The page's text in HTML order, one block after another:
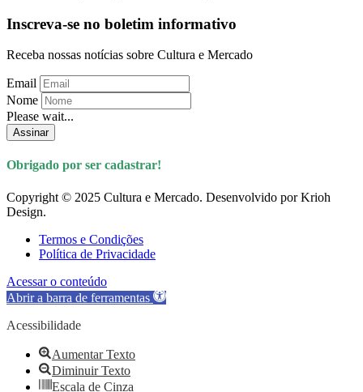
Inscreva-se no boletim informativo
Receba nossas notícias sobre Cultura e Mercado
Email
Nome
Please wait...
Assinar
Obrigado por ser cadastrar!
Copyright © 2025 Cultura e Mercado. Desenvolvido por Krioh
Design.
Termos e Condições
Política de Privacidade
Acessar o conteúdo
Abrir a barra de ferramentas
Acessibilidade
Aumentar Texto
Diminuir Texto
Escala de Cinza